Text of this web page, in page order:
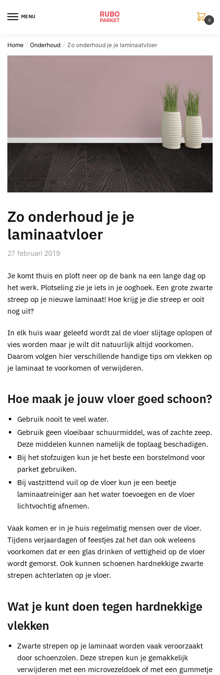
MENU
0
Home / Onderhoud / Zo onderhoud je je laminaatvloer
Zo onderhoud je je
laminaatvloer
27 februari 2019
Je komt thuis en ploft neer op de bank na een lange dag op
het werk. Plotseling zie je iets in je ooghoek. Een grote zwarte
streep op je nieuwe laminaat! Hoe krijg je die streep er ooit
nog uit?
In elk huis waar geleefd wordt zal de vloer slijtage oplopen of
vies worden maar je wilt dit natuurlijk altijd voorkomen.
Daarom volgen hier verschillende handige tips om vlekken op
je laminaat te voorkomen of verwijderen.
Hoe maak je jouw vloer goed schoon?
Gebruik nooit te veel water.
Gebruik geen vloeibaar schuurmiddel, was of zachte zeep.
Deze middelen kunnen namelijk de toplaag beschadigen.
Bij het stofzuigen kun je het beste een borstelmond voor
parket gebruiken.
Bij vastzittend vuil op de vloer kun je een beetje
laminaatreiniger aan het water toevoegen en de vloer
lichtvochtig afnemen.
Vaak komen er in je huis regelmatig mensen over de vloer.
Tijdens verjaardagen of feestjes zal het dan ook weleens
voorkomen dat er een glas drinken of vettigheid op de vloer
wordt gemorst. Ook kunnen schoenen hardnekkige zwarte
strepen achterlaten op je vloer.
Wat je kunt doen tegen hardnekkige
vlekken
Zwarte strepen op je laminaat worden vaak veroorzaakt
door schoenzolen. Deze strepen kun je gemakkelijk
verwijderen met een microvezeldoek of met een gummetje